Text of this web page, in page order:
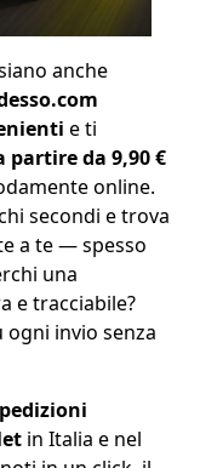
anche
e ti
partire da 9,90 €
online.
secondi e trova
a te — spesso
una
e tracciabile?
ogni invio senza
in Italia e nel